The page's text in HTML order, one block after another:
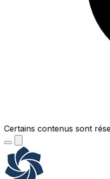
Certains contenus sont